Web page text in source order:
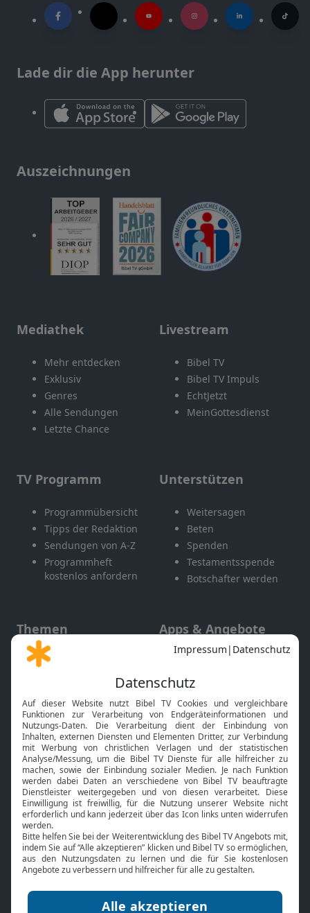
Lade dir die App herunter
Auszeichnungen
Mediathek
Mehr entdecken
Exklusiv
Genres
Alle Sendungen
Letzte Chance
Livestream
Bibel TV
Bibel TV Impuls
EchtJetzt
MeinGottesdienst
TV Programm
Programmübersicht
Tipps der Redaktion
Sendungen von A-Z
Programmheft
kostenlos anfordern
Unterstützen
Weitersagen
Beten
Spenden
Testamentsspende
Botschafter werden
Themen
Gott und Bibel erklärt
Neuigkeiten
Apps & Angebote
Mobile App
Smart TV
HbbTV
Bibelthek Online-Bibel
Nächster Gottesdienst
Bibel TV
Über uns
Jobs
Mediadaten
Service
Kontakt
TV-Empfang